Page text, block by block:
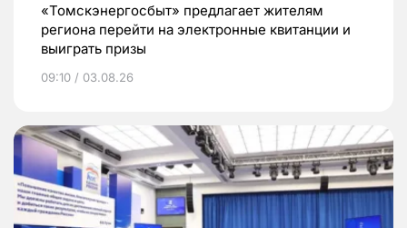
«Томскэнергосбыт» предлагает жителям
региона перейти на электронные квитанции и
выиграть призы
09:10 / 03.08.26